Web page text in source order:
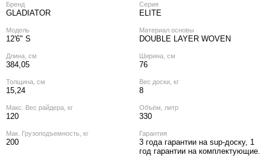
Бренд
GLADIATOR
Серия
ELITE
Модель
12'6" S
Материал основы
DOUBLE LAYER WOVEN
Длина, см
384,05
Ширина, см
76
Толщина, см
15,24
Вес доски, кг
8
Макс. Вес райдера, кг
120
Объём, литр
330
Мак. Грузоподъемность, кг
200
Гарантия
3 года гарантии на sup-доску, 1
год гарантии на комплектующие.